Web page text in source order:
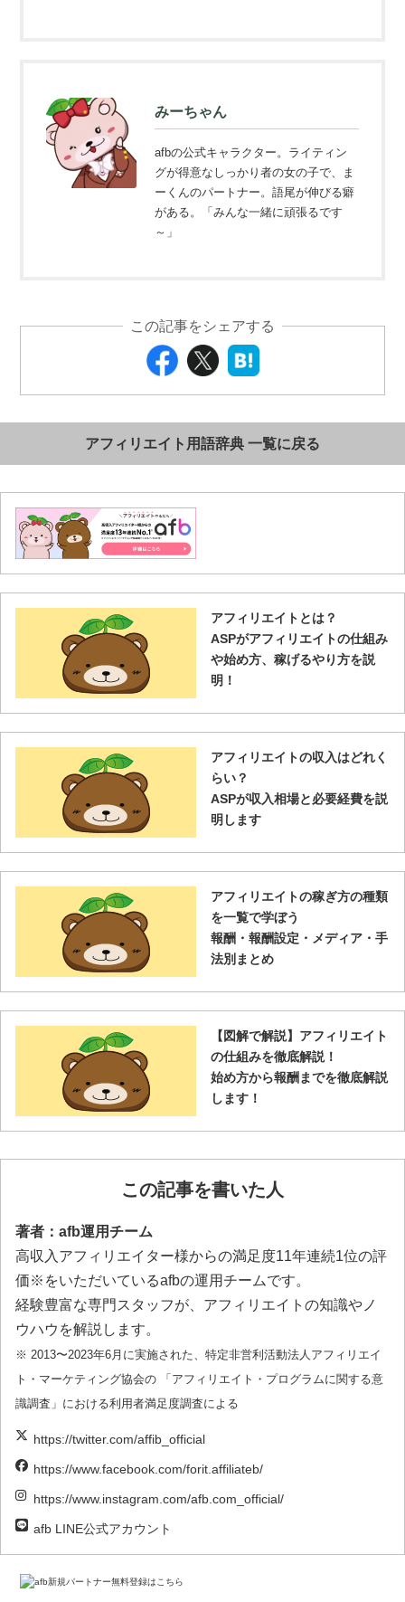
みーちゃん
afbの公式キャラクター。ライティン
グが得意なしっかり者の女の子で、ま
ーくんのパートナー。語尾が伸びる癖
がある。「みんな一緒に頑張るです
～」
この記事をシェアする
アフィリエイト用語辞典 一覧に戻る
アフィリエイトとは？
ASPがアフィリエイトの仕組み
や始め方、稼げるやり方を説
明！
アフィリエイトの収入はどれく
らい？
ASPが収入相場と必要経費を説
明します
アフィリエイトの稼ぎ方の種類
を一覧で学ぼう
報酬・報酬設定・メディア・手
法別まとめ
【図解で解説】アフィリエイト
の仕組みを徹底解説！
始め方から報酬までを徹底解説
します！
この記事を書いた人
著者：afb運用チーム
高収入アフィリエイター様からの満足度11年連続1位の評
価※をいただいているafbの運用チームです。
経験豊富な専門スタッフが、アフィリエイトの知識やノ
ウハウを解説します。
※ 2013〜2023年6月に実施された、特定非営利活動法人アフィリエイ
ト・マーケティング協会の 「アフィリエイト・プログラムに関する意
識調査」における利用者満足度調査による
https://twitter.com/affib_official
https://www.facebook.com/forit.affiliateb/
https://www.instagram.com/afb.com_official/
afb LINE公式アカウント